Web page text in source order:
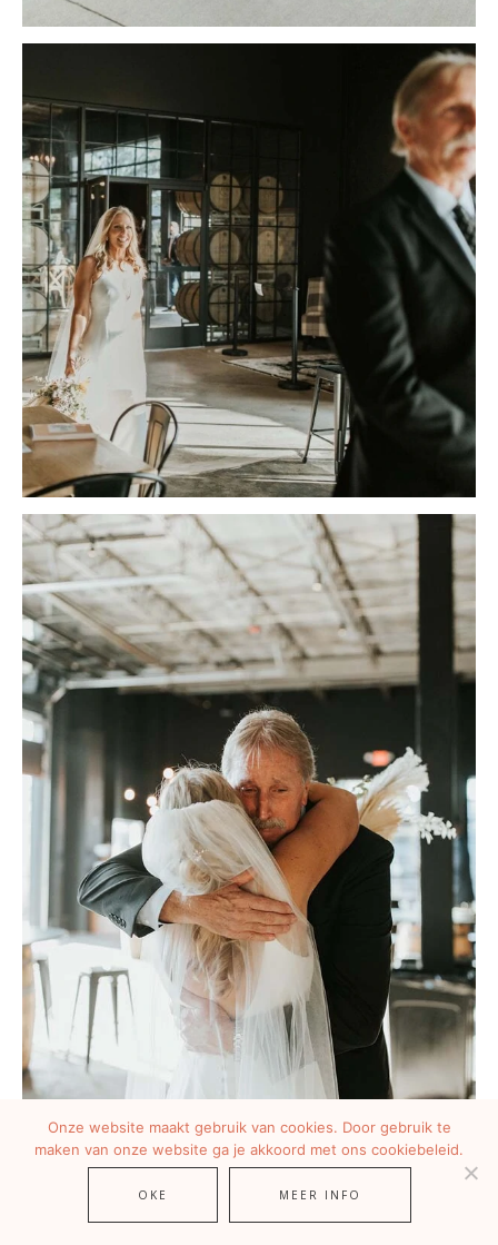
AMERIKAANSE BRUILOFT PLANNEN
Onze website maakt gebruik van cookies. Door gebruik te
maken van onze website ga je akkoord met ons cookiebeleid.
OKE MEER INFO